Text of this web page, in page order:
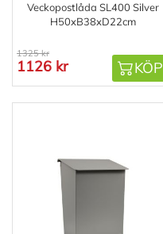
Veckopostlåda SL400 Silver
H50xB38xD22cm
1325 kr
1126 kr KÖP